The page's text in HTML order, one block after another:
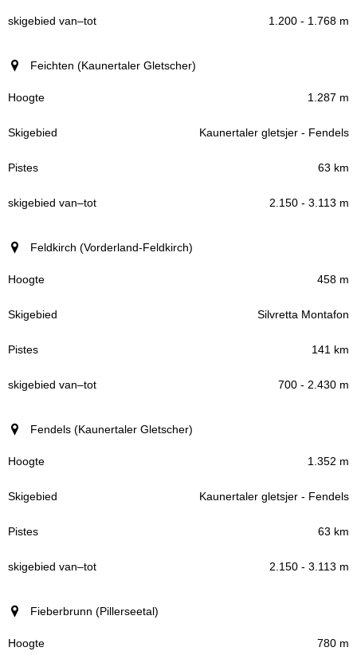
1.200 - 1.768 m
Feichten (Kaunertaler Gletscher)
1.287 m
Kaunertaler gletsjer - Fendels
63 km
2.150 - 3.113 m
Feldkirch (Vorderland-Feldkirch)
458 m
Silvretta Montafon
141 km
700 - 2.430 m
Fendels (Kaunertaler Gletscher)
1.352 m
Kaunertaler gletsjer - Fendels
63 km
2.150 - 3.113 m
Fieberbrunn (Pillerseetal)
780 m